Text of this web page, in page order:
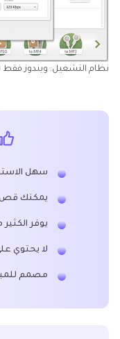
نظام التشغيل: ويندوز فقط (بما
سهل
يمكنك قص
يوفر
لا يحتوي
مصمم